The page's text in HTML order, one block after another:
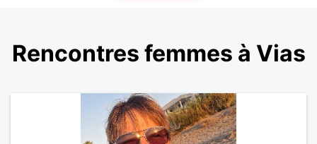
Rencontres femmes à Vias